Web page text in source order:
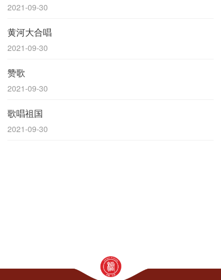
2021-09-30
黄河大合唱
2021-09-30
赞歌
2021-09-30
歌唱祖国
2021-09-30